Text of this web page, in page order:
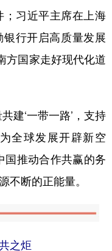
；习近平主席在上海
行开启高质量发展
方国家走好现代化道
‘一带一路’，支持
全球发展开辟新空
国推动合作共赢的务
不断的正能量。
之炬